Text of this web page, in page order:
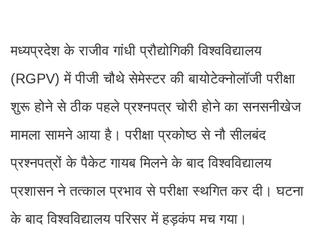
मध्यप्रदेश के राजीव गांधी प्रौद्योगिकी विश्वविद्यालय
(RGPV) में पीजी चौथे सेमेस्टर की बायोटेक्नोलॉजी परीक्षा
शुरू होने से ठीक पहले प्रश्नपत्र चोरी होने का सनसनीखेज
मामला सामने आया है। परीक्षा प्रकोष्ठ से नौ सीलबंद
प्रश्नपत्रों के पैकेट गायब मिलने के बाद विश्वविद्यालय
प्रशासन ने तत्काल प्रभाव से परीक्षा स्थगित कर दी। घटना
के बाद विश्वविद्यालय परिसर में हड़कंप मच गया।